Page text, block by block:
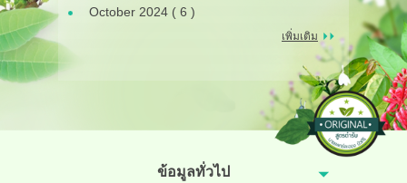
October 2024 ( 6 )
เพิ่มเติม
ข้อมูลทั่วไป